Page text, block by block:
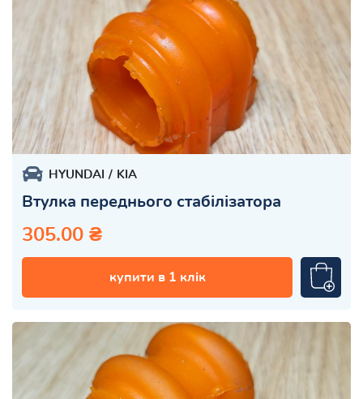
HYUNDAI KIA
Втулка переднього стабілізатора
305.00 ₴
купити в 1 клік